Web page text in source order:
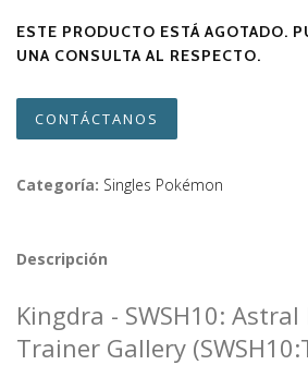
ESTE PRODUCTO ESTÁ AGOTADO.
UNA CONSULTA AL RESPECTO.
CONTÁCTANOS
Categoría: Singles Pokémon
Descripción
Kingdra - SWSH10: Astral
Trainer Gallery